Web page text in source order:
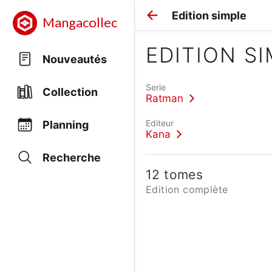
Mangacollec
Nouveautés
Collection
Planning
Recherche
Edition simple
EDITION
Serie
Ratman
Editeur
Kana
12 tomes
Edition complète